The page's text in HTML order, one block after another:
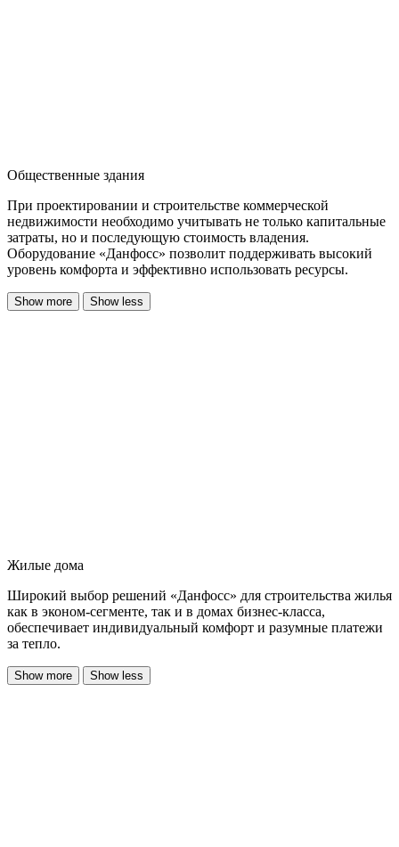
Общественные здания
При проектировании и строительстве коммерческой
недвижимости необходимо учитывать не только капитальные
затраты, но и последующую стоимость владения.
Оборудование «Данфосс» позволит поддерживать высокий
уровень комфорта и эффективно использовать ресурсы.
Show more Show less
Жилые дома
Широкий выбор решений «Данфосс» для строительства жилья
как в эконом-сегменте, так и в домах бизнес-класса,
обеспечивает индивидуальный комфорт и разумные платежи
за тепло.
Show more Show less